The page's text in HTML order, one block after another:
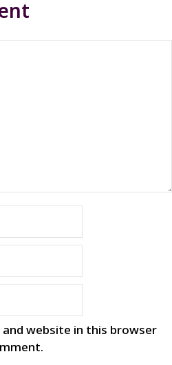
and website in this browser